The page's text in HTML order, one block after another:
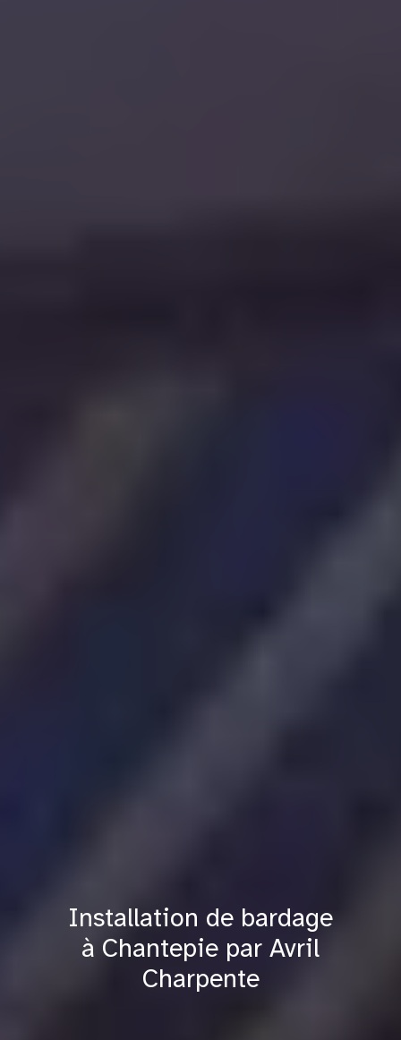
Installation de bardage
à Chantepie par Avril
Charpente